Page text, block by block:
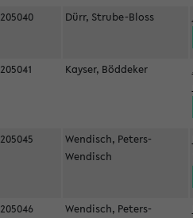
205040 Dürr, Strube-Bloss
205041 Kayser, Böddeker
205045
Wendisch, Peters-
Wendisch
205046
Wendisch, Peters-